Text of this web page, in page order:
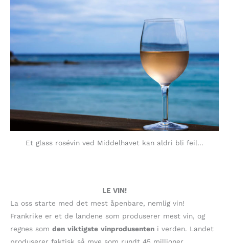
Et glass rosévin ved Middelhavet kan aldri bli feil…
LE VIN!
La oss starte med det mest åpenbare, nemlig vin!
Frankrike er et de landene som produserer mest vin, og
regnes som den viktigste vinprodusenten i verden. Landet
produserer faktisk så mye som rundt 45 millioner